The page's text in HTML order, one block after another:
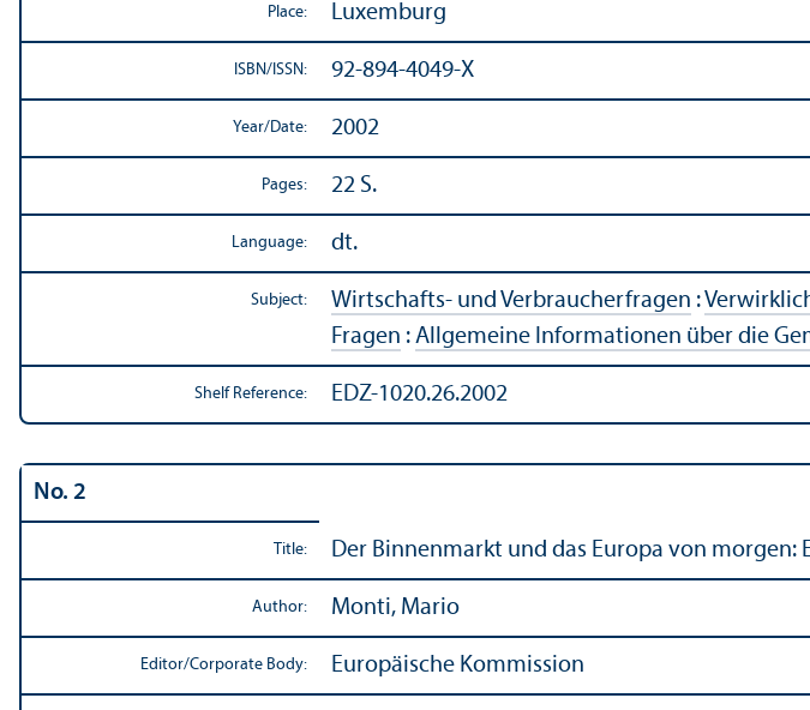
Place: Luxemburg
ISBN/ISSN: 92-894-4049-X
Year/Date: 2002
Pages: 22 S.
Language: dt.
Subject: Wirtschafts- und Verbraucherfragen :
Fragen : Allgemeine Informationen über die
Shelf Reference: EDZ-1020.26.2002
No. 2
Title: Der Binnenmarkt und das Europa von morgen:
Author: Monti, Mario
Editor/Corporate Body: Europäische Kommission